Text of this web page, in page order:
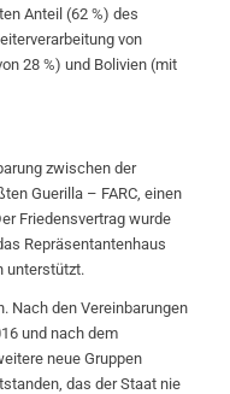
Anteil (62 %) des
von
28 %) und Bolivien (mit
zwischen der
Guerilla – FARC, einen
Friedensvertrag wurde
Repräsentantenhaus
unterstützt.
Nach den Vereinbarungen
und nach dem
neue Gruppen
das der Staat nie